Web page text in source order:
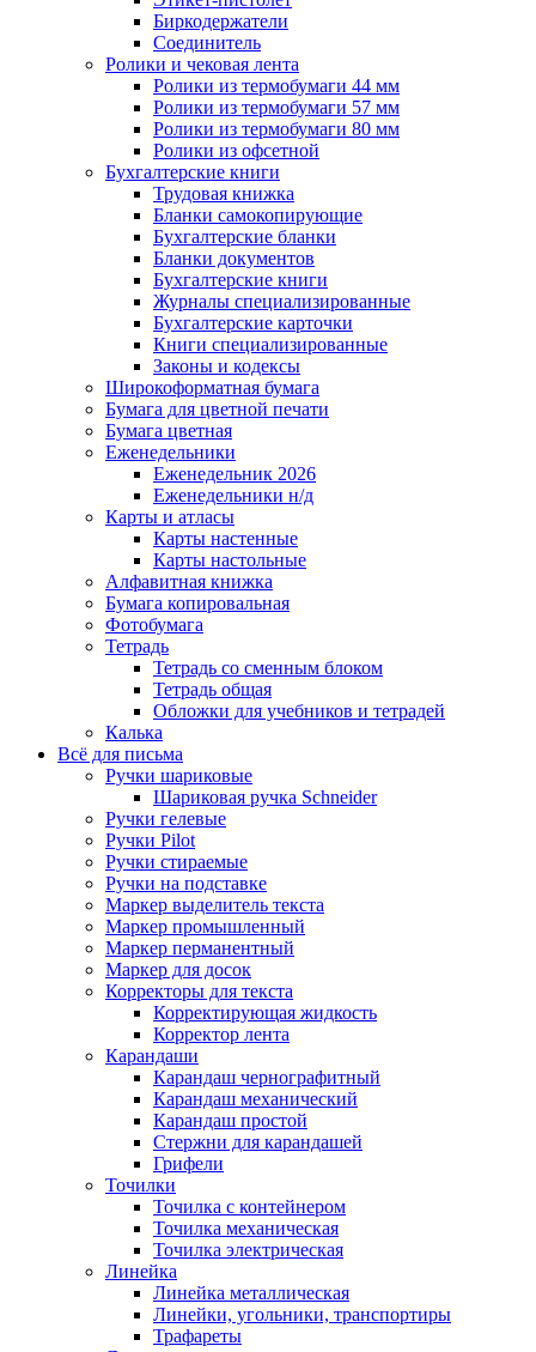
Биркодержатели
Соединитель
Ролики и чековая лента
Ролики из термобумаги 44 мм
Ролики из термобумаги 57 мм
Ролики из термобумаги 80 мм
Ролики из офсетной
Бухгалтерские книги
Трудовая книжка
Бланки самокопирующие
Бухгалтерские бланки
Бланки документов
Бухгалтерские книги
Журналы специализированные
Бухгалтерские карточки
Книги специализированные
Законы и кодексы
Широкоформатная бумага
Бумага для цветной печати
Бумага цветная
Еженедельники
Еженедельник 2026
Еженедельники н/д
Карты и атласы
Карты настенные
Карты настольные
Алфавитная книжка
Бумага копировальная
Фотобумага
Тетрадь
Тетрадь со сменным блоком
Тетрадь общая
Обложки для учебников и тетрадей
Калька
Всё для письма
Ручки шариковые
Шариковая ручка Schneider
Ручки гелевые
Ручки Pilot
Ручки стираемые
Ручки на подставке
Маркер выделитель текста
Маркер промышленный
Маркер перманентный
Маркер для досок
Корректоры для текста
Корректирующая жидкость
Корректор лента
Карандаши
Карандаш чернографитный
Карандаш механический
Карандаш простой
Стержни для карандашей
Грифели
Точилки
Точилка с контейнером
Точилка механическая
Точилка электрическая
Линейка
Линейка металлическая
Линейки, угольники, транспортиры
Трафареты